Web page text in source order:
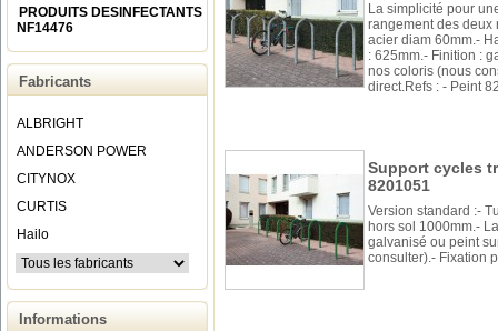
PRODUITS DESINFECTANTS
NF14476
Fabricants
ALBRIGHT
ANDERSON POWER
CITYNOX
CURTIS
Hailo
Informations
La simplicité pour
rangement des deux
acier diam 60mm.-
: 625mm.- Finition :
nos coloris (nous
direct.Refs : - Peint
Support cycles
8201051
Version standard :-
hors sol 1000mm.-
galvanisé ou peint
consulter).- Fixation